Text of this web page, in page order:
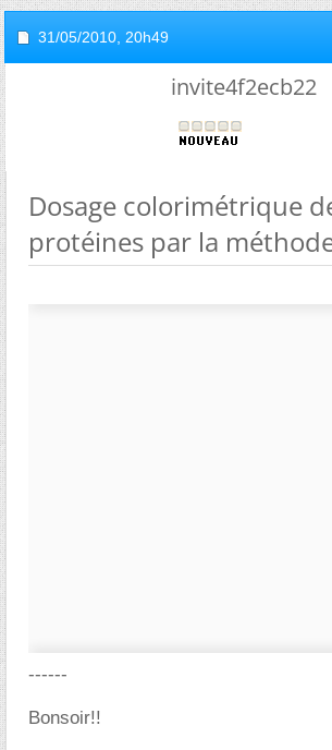
31/05/2010, 20h49
invite4f2ecb22
Dosage colorimétrique
protéines par la
------
Bonsoir!!